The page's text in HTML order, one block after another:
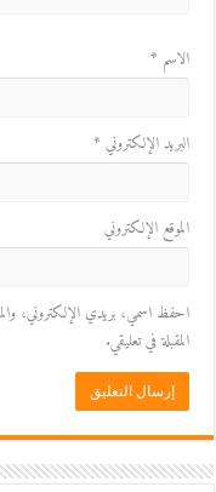
الاسم *
البريد الإلكتروني *
الموقع الإلكتروني
احفظ اسمي، بريدي الإلكتروني،
المقبلة في تعليقي.